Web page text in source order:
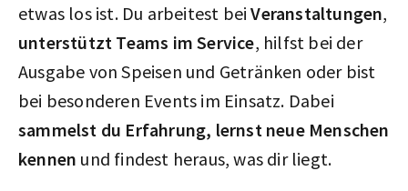
etwas los ist. Du arbeitest beiVeranstaltungen,
unterstützt Teams im Service, hilfst bei der
Ausgabe von Speisen und Getränken oder bist
bei besonderen Events im Einsatz. Dabei
sammelst du Erfahrung, lernst neue Menschen
kennen und findest heraus, was dir liegt.